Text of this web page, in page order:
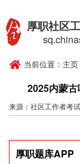
厚职社区
当前位置： 主页
2025内蒙
来源：社区工作者考
厚职题库APP